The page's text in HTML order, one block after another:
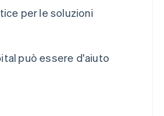
per le soluzioni
può essere d'aiuto